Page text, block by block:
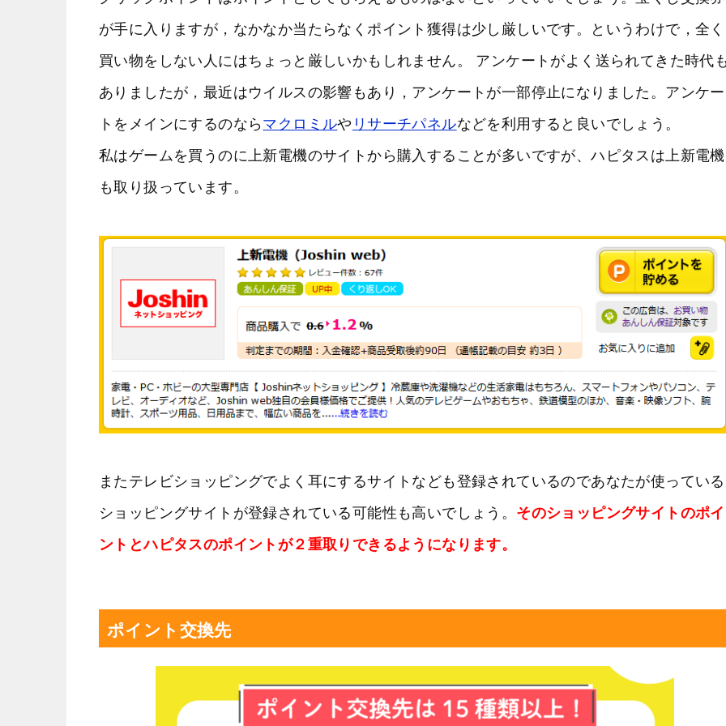
が手に入りますが，なかなか当たらなくポイント獲得は少し厳しいです。というわけで，全く
買い物をしない人にはちょっと厳しいかもしれません。 アンケートがよく送られてきた時代
ありましたが，最近はウイルスの影響もあり，アンケートが一部停止になりました。アンケー
トをメインにするのなら マクロミルや リサーチパネルなどを利用すると良いでしょう。
私はゲームを買うのに上新電機のサイトから購入することが多いですが、ハピタスは上新電機
も取り扱っています。
またテレビショッピングでよく耳にするサイトなども登録されているのであなたが使っている
ショッピングサイトが登録されている可能性も高いでしょう。 そのショッピングサイトのポイ
ントとハピタスのポイントが２重取りできるようになります。
ポイント交換先